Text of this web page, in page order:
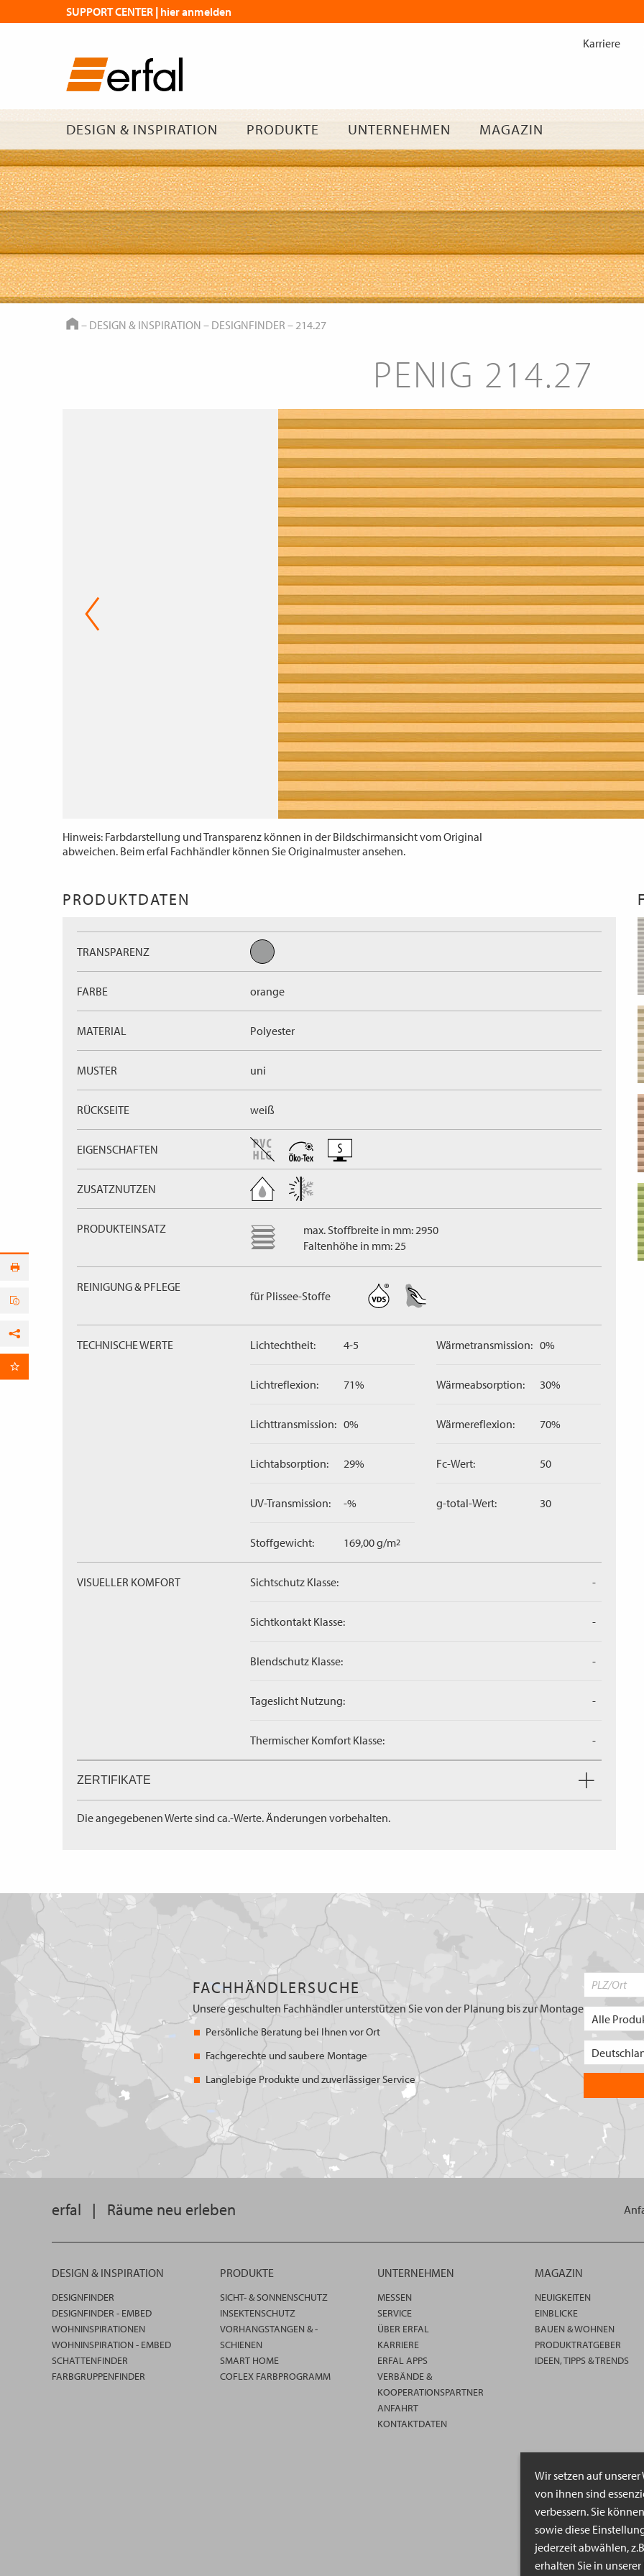
Wir setzen auf
von ihnen sind
verbessern. Sie
sowie diese
jederzeit abwählen,
erhalten Sie in
Inhalt
DESIGN & INSPIRATION PRODUKTE UNTERNEHMEN MAGAZIN
Karriere
SUPPORT CENTER | hier anmelden
HOME
– DESIGN & INSPIRATION – DESIGNFINDER –214.27
PENIG 214.27
Hinweis: Farbdarstellung und Transparenz können in der Bildschirmansicht vom Original
abweichen. Beim erfal Fachhändler können Sie Originalmuster ansehen.
PRODUKTDATEN
TRANSPARENZ
FARBE orange
MATERIAL Polyester
MUSTER uni
RÜCKSEITE weiß
EIGENSCHAFTEN
ZUSATZNUTZEN
PRODUKTEINSATZ
max. Stoffbreite in mm: 2950
Faltenhöhe in mm: 25
REINIGUNG & PFLEGE
für Plissee-Stoffe
TECHNISCHE WERTE Lichtechtheit: 4-5
Lichtreflexion: 71%
Lichttransmission: 0%
Lichtabsorption: 29%
UV-Transmission: -%
Stoffgewicht: 169,00 g/m2
Wärmetransmission: 0%
Wärmeabsorption: 30%
Wärmereflexion: 70%
Fc-Wert: 50
g-total-Wert: 30
VISUELLER KOMFORT Sichtschutz Klasse: -
Sichtkontakt Klasse: -
Blendschutz Klasse: -
Tageslicht Nutzung: -
Thermischer Komfort Klasse: -
ZERTIFIKATE
Die angegebenen Werte sind ca.-Werte. Änderungen vorbehalten.
Facebook
FACHHÄNDLERSUCHE
Unsere geschulten Fachhändler unterstützen Sie von der Planung bis zur Montage
Persönliche Beratung bei Ihnen vor Ort
Fachgerechte und saubere Montage
Langlebige Produkte und zuverlässiger Service
erfal | Räume neu erleben
DESIGN & INSPIRATION
DESIGNFINDER
DESIGNFINDER - EMBED
WOHNINSPIRATIONEN
WOHNINSPIRATION - EMBED
SCHATTENFINDER
FARBGRUPPENFINDER
PRODUKTE
SICHT- & SONNENSCHUTZ
INSEKTENSCHUTZ
VORHANGSTANGEN & -
SCHIENEN
SMART HOME
COFLEX FARBPROGRAMM
UNTERNEHMEN
MESSEN
SERVICE
ÜBER ERFAL
KARRIERE
ERFAL APPS
VERBÄNDE &
KOOPERATIONSPARTNER
ANFAHRT
KONTAKTDATEN
MAGAZIN
NEUIGKEITEN
EINBLICKE
BAUEN & WOHNEN
PRODUKTRATGEBER
IDEEN, TIPPS & TRENDS